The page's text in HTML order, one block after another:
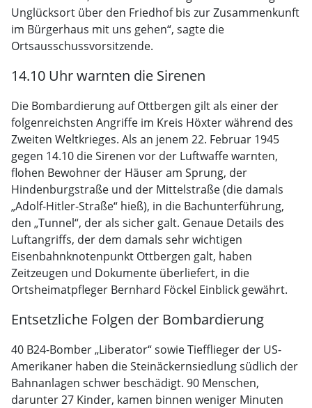
Unglücksort über den Friedhof bis zur Zusammenkunft
im Bürgerhaus mit uns gehen“, sagte die
Ortsausschussvorsitzende.
14.10 Uhr warnten die Sirenen
Die Bombardierung auf Ottbergen gilt als einer der
folgenreichsten Angriffe im Kreis Höxter während des
Zweiten Weltkrieges. Als an jenem 22. Februar 1945
gegen 14.10 die Sirenen vor der Luftwaffe warnten,
flohen Bewohner der Häuser am Sprung, der
Hindenburgstraße und der Mittelstraße (die damals
„Adolf-Hitler-Straße“ hieß), in die Bachunterführung,
den „Tunnel“, der als sicher galt. Genaue Details des
Luftangriffs, der dem damals sehr wichtigen
Eisenbahnknotenpunkt Ottbergen galt, haben
Zeitzeugen und Dokumente überliefert, in die
Ortsheimatpfleger Bernhard Föckel Einblick gewährt.
Entsetzliche Folgen der Bombardierung
40 B24-Bomber „Liberator“ sowie Tiefflieger der US-
Amerikaner haben die Steinäckernsiedlung südlich der
Bahnanlagen schwer beschädigt. 90 Menschen,
darunter 27 Kinder, kamen binnen weniger Minuten